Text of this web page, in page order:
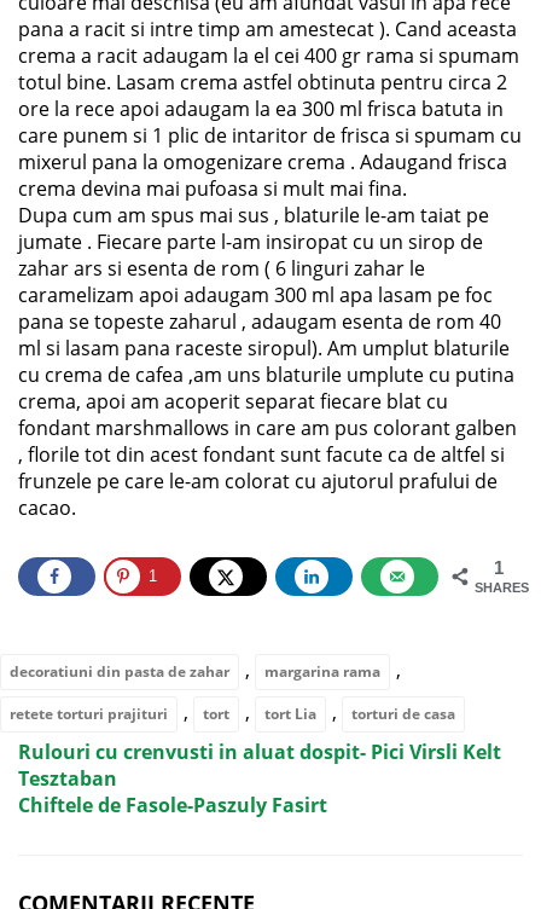
pana a racit si intre timp am amestecat ). Cand aceasta
crema a racit adaugam la el cei 400 gr rama si spumam
totul bine. Lasam crema astfel obtinuta pentru circa 2
ore la rece apoi adaugam la ea 300 ml frisca batuta in
care punem si 1 plic de intaritor de frisca si spumam cu
mixerul pana la omogenizare crema . Adaugand frisca
crema devina mai pufoasa si mult mai fina.
Dupa cum am spus mai sus , blaturile le-am taiat pe
jumate . Fiecare parte l-am insiropat cu un sirop de
zahar ars si esenta de rom ( 6 linguri zahar le
caramelizam apoi adaugam 300 ml apa lasam pe foc
pana se topeste zaharul , adaugam esenta de rom 40
ml si lasam pana raceste siropul). Am umplut blaturile
cu crema de cafea ,am uns blaturile umplute cu putina
crema, apoi am acoperit separat fiecare blat cu
fondant marshmallows in care am pus colorant galben
, florile tot din acest fondant sunt facute ca de altfel si
frunzele pe care le-am colorat cu ajutorul prafului de
cacao.
1
SHARES
1
decoratiuni din pasta de zahar , margarina rama ,
retete torturi prajituri , tort , tort Lia , torturi de casa
Rulouri cu crenvusti in aluat dospit- Pici Virsli Kelt
Tesztaban
Chiftele de Fasole-Paszuly Fasirt
COMENTARII RECENTE